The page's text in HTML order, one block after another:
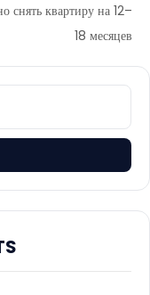
квартиру на 12–
18 месяцев